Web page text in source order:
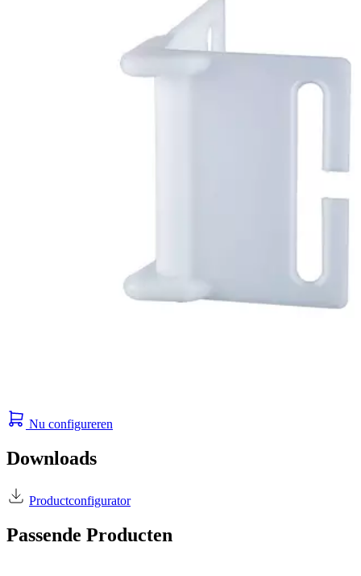
Nu configureren
Downloads
Productconfigurator
Passende Producten